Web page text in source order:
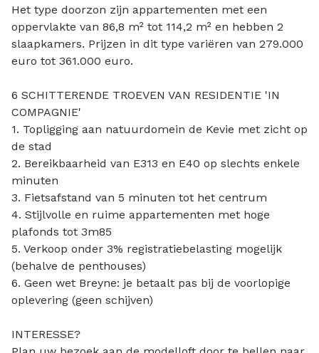
Het type doorzon zijn appartementen met een
oppervlakte van 86,8 m² tot 114,2 m² en hebben 2
slaapkamers. Prijzen in dit type variëren van 279.000
euro tot 361.000 euro.
6 SCHITTERENDE TROEVEN VAN RESIDENTIE 'IN
COMPAGNIE'
1. Topligging aan natuurdomein de Kevie met zicht op
de stad
2. Bereikbaarheid van E313 en E40 op slechts enkele
minuten
3. Fietsafstand van 5 minuten tot het centrum
4. Stijlvolle en ruime appartementen met hoge
plafonds tot 3m85
5. Verkoop onder 3% registratiebelasting mogelijk
(behalve de penthouses)
6. Geen wet Breyne: je betaalt pas bij de voorlopige
oplevering (geen schijven)
INTERESSE?